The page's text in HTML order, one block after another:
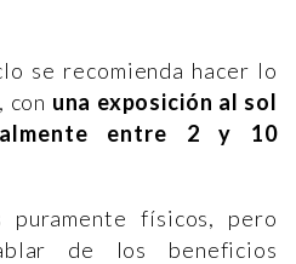
se recomienda hacer lo
con una exposición al sol
entre 2 y 10
puramente físicos, pero
de los beneficios